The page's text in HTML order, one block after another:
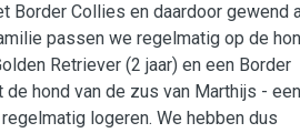
Border Collies en daardoor gewend
passen we regelmatig op de
Retriever (2 jaar) en een Border
de hond van de zus van Marthijs - een
logeren. We hebben dus